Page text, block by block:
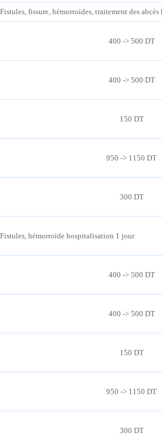
Fistules, fissure, hémorroïdes, traitement des
400 -> 500 DT
400 -> 500 DT
150 DT
950 -> 1150 DT
300 DT
Fistules, hémorroïde hospitalisation 1 jour
400 -> 500 DT
400 -> 500 DT
150 DT
950 -> 1150 DT
300 DT